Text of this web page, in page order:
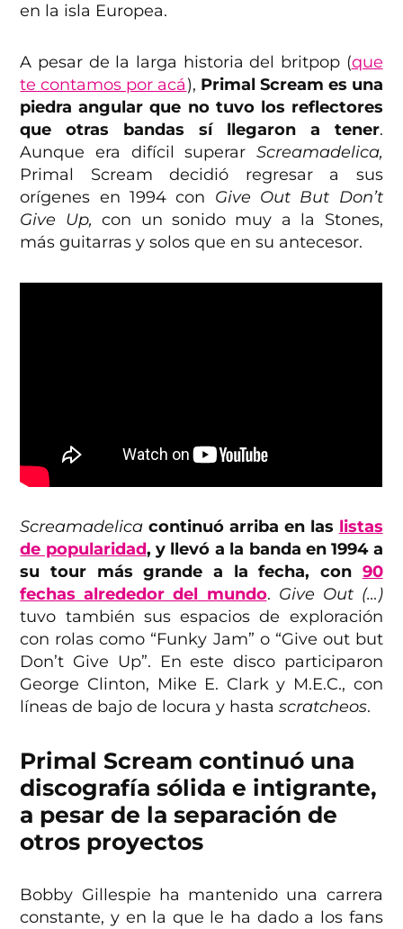
en la isla Europea.
A pesar de la larga historia del britpop (que
te contamos por acá), Primal Scream es una
piedra angular que no tuvo los reflectores
que otras bandas sí llegaron a tener.
Aunque era difícil superar Screamadelica,
Primal Scream decidió regresar a sus
orígenes en 1994 con Give Out But Don’t
Give Up,con un sonido muy a la Stones,
más guitarras y solos que en su antecesor.
Screamadelicacontinuó arriba en las listas
de popularidad, y llevó a la banda en 1994 a
su tour más grande a la fecha, con 90
fechas alrededor del mundo. Give Out (…)
tuvo también sus espacios de exploración
con rolas como “Funky Jam” o “Give out but
Don’t Give Up”. En este disco participaron
George Clinton, Mike E. Clark y M.E.C., con
líneas de bajo de locura y hastascratcheos.
Primal Scream continuó una
discografía sólida e intigrante,
a pesar de la separación de
otros proyectos
Bobby Gillespie ha mantenido una carrera
constante, y en la que le ha dado a los fans